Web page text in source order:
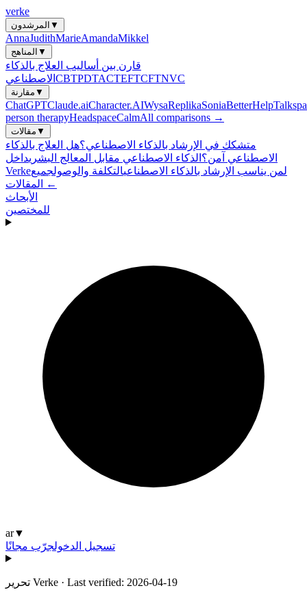
verke
المرشدون ▼
AnnaJudithMarieAmandaMikkel
المناهج ▼
قارن بين أساليب العلاج بالذكاء
الاصطناعي CBTPDTACTEFTCFTNVC
مقارنة ▼
ChatGPTClaude.aiCharacter.AIWysaReplikaSoniaBetterHelp
person therapyHeadspaceCalmAll comparisons →
مقالات ▼
متشكك في الإرشاد بالذكاء الاصطناعي؟هل العلاج بالذكاء
الاصطناعي آمن؟ الذكاء الاصطناعي مقابل المعالج البشريداخل
Verke
لمن يناسب الإرشاد بالذكاء الاصطناعيالتكلفة والوصولجميع
المقالات ←
الأبحاث
للمختصين
ar▼
تسجيل الدخولجرّب مجانًا
تحرير Verke · Last verified: 2026-04-19